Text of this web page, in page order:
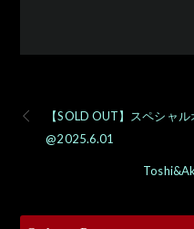
【SOLD OUT】スペシャ
@2025.6.01